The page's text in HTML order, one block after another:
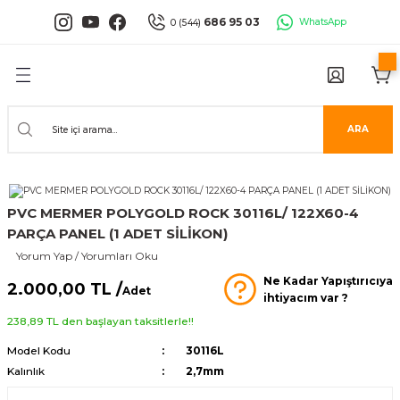
0 (544) 686 95 03 WhatsApp
Geri Dön
Geri Dön
Geri Dön
Geri Dön
Geri Dön
Geri Dön
ARA
PVC MERMER POLYGOLD ROCK 30116L/ 122X60-4
PARÇA PANEL (1 ADET SİLİKON)
Yorum Yap / Yorumları Oku
2.000,00 TL /Adet
Ne Kadar Yapıştırıcıya
ihtiyacım var ?
238,89 TL den başlayan taksitlerle!!
Model Kodu
30116L
Kalınlık
2,7mm